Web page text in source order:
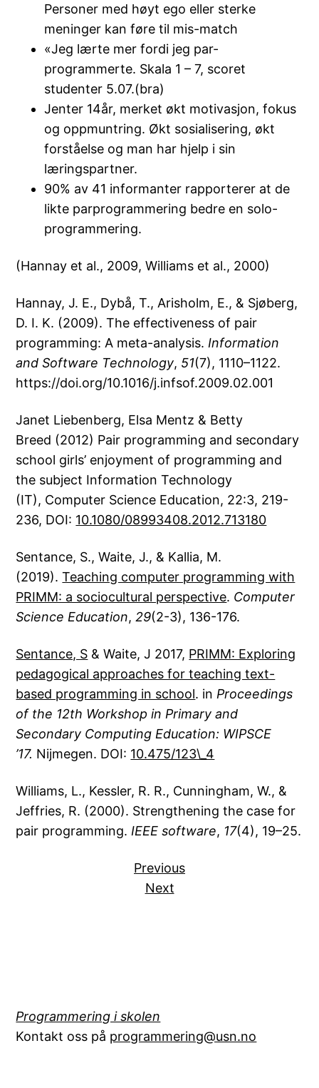
Personer med høyt ego eller sterke
meninger kan føre til mis-match
«Jeg lærte mer fordi jeg par-
programmerte. Skala 1 – 7, scoret
studenter 5.07.(bra)
Jenter 14år, merket økt motivasjon, fokus
og oppmuntring. Økt sosialisering, økt
forståelse og man har hjelp i sin
læringspartner.
90% av 41 informanter rapporterer at de
likte parprogrammering bedre en solo-
programmering.
(Hannay et al., 2009, Williams et al., 2000)
Hannay, J. E., Dybå, T., Arisholm, E., & Sjøberg,
D. I. K. (2009). The effectiveness of pair
programming: A meta-analysis. Information
and Software Technology, 51(7), 1110–1122.
https://doi.org/10.1016/j.infsof.2009.02.001
Janet Liebenberg, Elsa Mentz & Betty
Breed (2012) Pair programming and secondary
school girls’ enjoyment of programming and
the subject Information Technology
(IT), Computer Science Education, 22:3, 219-
236, DOI: 10.1080/08993408.2012.713180
Sentance, S., Waite, J., & Kallia, M.
(2019).Teaching computer programming with
PRIMM: a sociocultural perspective. Computer
Science Education, 29(2-3), 136-176.
Sentance, S & Waite, J 2017, PRIMM: Exploring
pedagogical approaches for teaching text-
based programming in school. in Proceedings
of the 12th Workshop in Primary and
Secondary Computing Education: WIPSCE
’17. Nijmegen. DOI: 10.475/123\_4
Williams, L., Kessler, R. R., Cunningham, W., &
Jeffries, R. (2000). Strengthening the case for
pair programming. IEEE software, 17(4), 19–25.
Previous
Next
Programmering i skolen
Kontakt oss på programmering@usn.no